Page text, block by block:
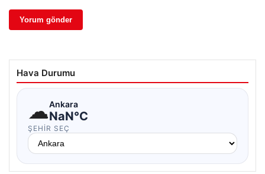
Hava Durumu
☁Ankara
NaN°C
ŞEHIR SEÇ